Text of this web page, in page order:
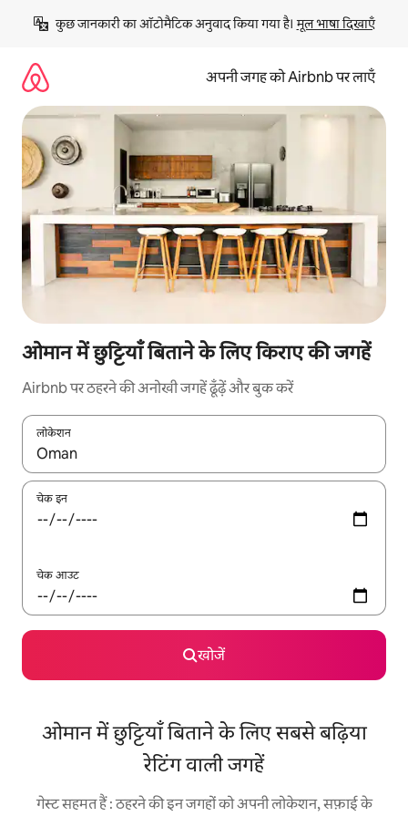
छोड़कर
कॉन्टेंट
कुछ जानकारी का ऑटोमैटिक अनुवाद किया गया है। मूल भाषा दिखाएँ
अपनी जगह को Airbnb पर लाएँ
ओमान में छुट्टियाँ बिताने के लिए किराए की जगहें
Airbnb पर ठहरने की अनोखी जगहें ढूँढ़ें और बुक करें
लोकेशन
नतीजों के उपलब्ध होने पर, अप और डाउन 'ऐरो की' का इस्तेमाल करके नेविगेट
चेक इन
चेक आउट
खोजें
ओमान में छुट्टियाँ बिताने के लिए सबसे बढ़िया
रेटिंग वाली जगहें
गेस्ट सहमत हैं : ठहरने की इन जगहों को अपनी लोकेशन, सफ़ाई के